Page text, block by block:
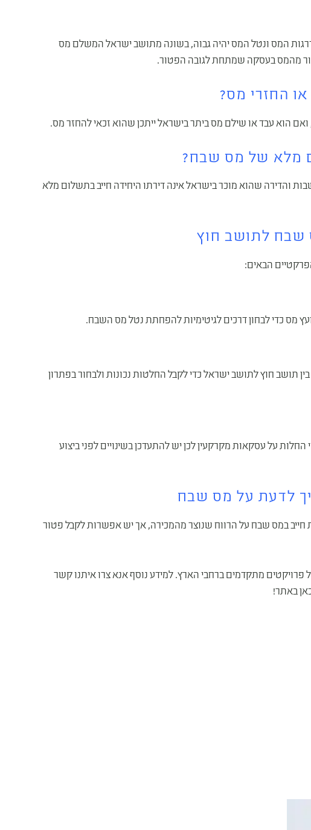
המס ונטל המס יהיה גבוה, בשונה מתושב ישראל המשלם מס
מהמס בעסקה שמתחת לגובה הפטור.
החזרי מס?
הוא עבד או שילם מס ביתר בישראל ייתכן שהוא זכאי להחזר מס.
מלא של מס שבח?
והדירה שהוא מוכר בישראל אינה דירתו היחידה חייב בתשלום מלא
שבח לתושב חוץ
הבאים:
מס כדי לבחון דרכים לגיטימיות להפחתת נטל מס השבח.
תושב חוץ לתושב ישראל כדי לקבל החלטות נכונות ולבחור בפתרון
על עסקאות מקרקעין לכן יש להתעדכן בשינויים לפני ביצוע
לדעת על מס שבח
חייב במס שבח על הרווח שנוצר מהמכירה, אך יש אפשרות לקבל פטור
פרויקטים מתקדמים ברחבי הארץ. למידע נוסף אנא צרו איתנו קשר
באתר!